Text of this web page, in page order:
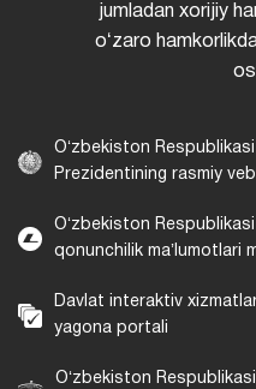
jumladan xorijiy
oʻzaro
Oʻzbekiston Respublikasi
Prezidentining rasmiy
Oʻzbekiston Respublikasi
qonunchilik maʼlumotlari
Davlat interaktiv
yagona portali
Oʻzbekiston Respublikasi